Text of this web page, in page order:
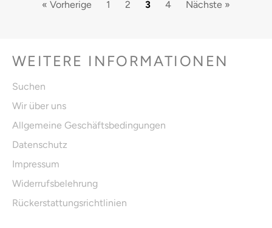
« Vorherige 1 2 3 4 Nächste »
WEITERE INFORMATIONEN
Suchen
Wir über uns
Allgemeine Geschäftsbedingungen
Datenschutz
Impressum
Widerrufsbelehrung
Rückerstattungsrichtlinien